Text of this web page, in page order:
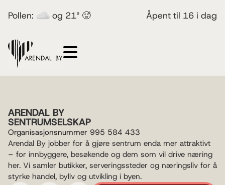
Pollen: og 21° 🥵 Åpent til 16 i dag
ARENDAL BY
SENTRUMSELSKAP
Organisasjonsnummer 995 584 433
Arendal By jobber for å gjøre sentrum enda mer attraktivt
– for innbyggere, besøkende og dem som vil drive næring
her. Vi samler butikker, serveringssteder og næringsliv for å
styrke handel, byliv og utvikling i byen.